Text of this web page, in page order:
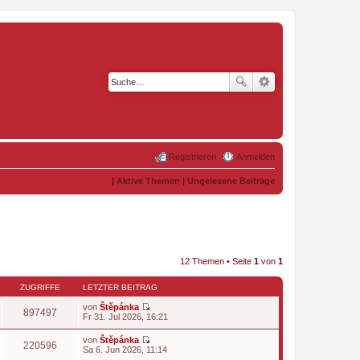
Anmelden
Registrieren
| Aktive Themen | Ungelesene Beiträge
12 Themen • Seite 1 von 1
ZUGRIFFE LETZTER BEITRAG
897497 von Štěpánka
N
s
Fr 31. Jul 2026, 16:21
220596 von Štěpánka
N
Sa 6. Jun 2026, 11:14